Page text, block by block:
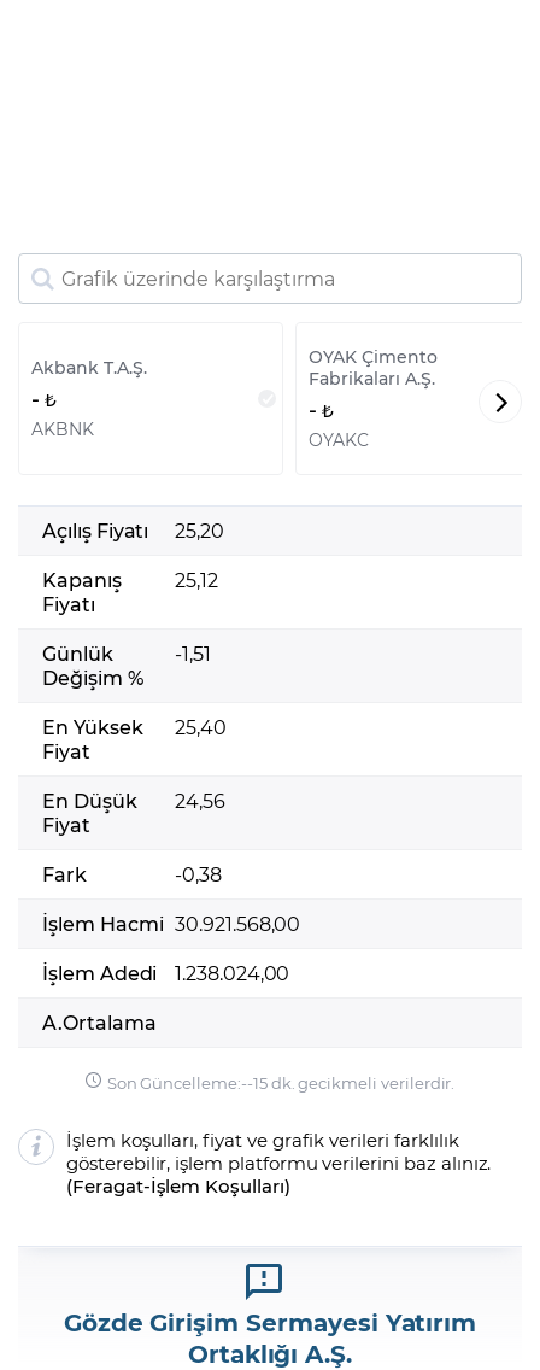
Akbank T.A.Ş.
-
AKBNK
OYAK Çimento
Fabrikaları A.Ş.
-
OYAKC
Açılış Fiyatı
25,20
Kapanış
Fiyatı
25,12
Günlük
Değişim %
-1,51
En Yüksek
Fiyat
25,40
En Düşük
Fiyat
24,56
Fark
-0,38
İşlem Hacmi 30.921.568,00
İşlem Adedi
1.238.024,00
A.Ortalama
Son Güncelleme:--15 dk. gecikmeli verilerdir.
İşlem koşulları, fiyat ve grafik verileri farklılık
gösterebilir, işlem platformu verilerini baz alınız.
(Feragat-İşlem Koşulları)
Gözde Girişim Sermayesi Yatırım
Ortaklığı A.Ş.